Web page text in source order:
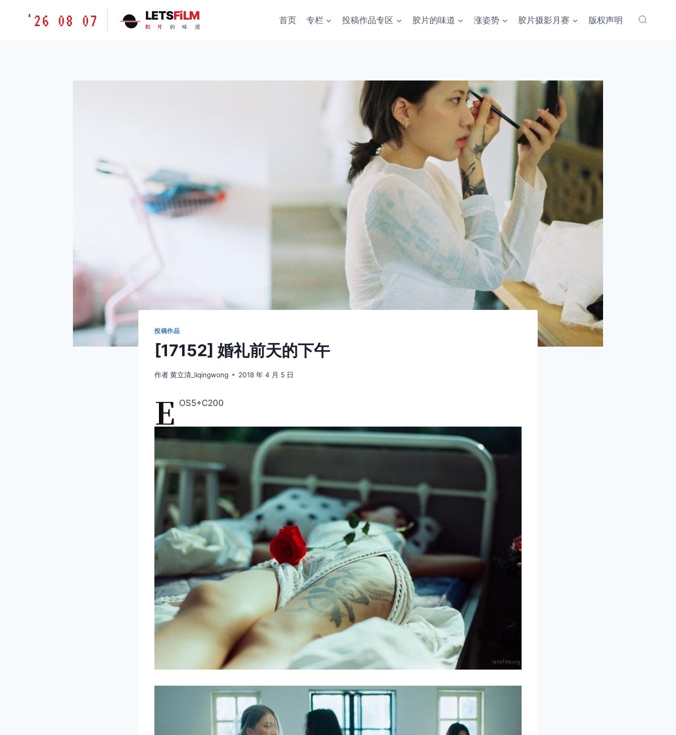
胶'26 08 07 LETSFiLM
胶 片 的 味 道
首页 专栏 投稿作品专区 胶片的味道 涨姿势 胶片摄影月赛 版权声明
投稿作品
[17152] 婚礼前天的下午
作者黄立清_liqingwong 2018 年 4 月 5 日
E OS5+C200